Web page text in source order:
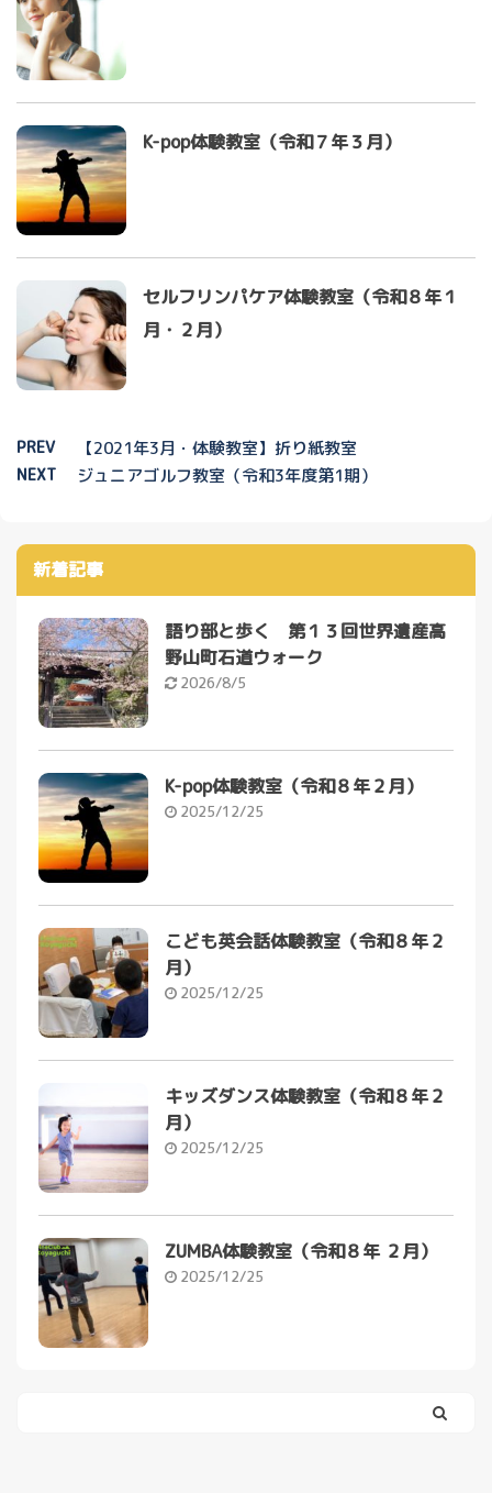
K-pop体験教室（令和７年３月）
セルフリンパケア体験教室（令和８年１
月・２月）
PREV 【2021年3月・体験教室】折り紙教室
NEXT ジュニアゴルフ教室（令和3年度第1期）
新着記事
語り部と歩く 第１３回世界遺産高
野山町石道ウォーク
2026/8/5
K-pop体験教室（令和８年２月）
2025/12/25
こども英会話体験教室（令和８年２
月）
2025/12/25
キッズダンス体験教室（令和８年２
月）
2025/12/25
ZUMBA体験教室（令和８年 ２月）
2025/12/25